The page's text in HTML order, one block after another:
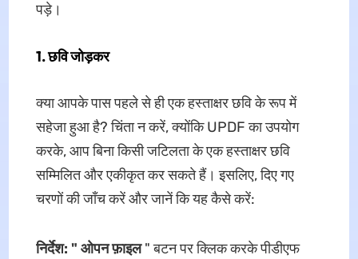
पड़े।
1. छवि जोड़कर
क्या आपके पास पहले से ही एक हस्ताक्षर छवि के रूप में
सहेजा हुआ है? चिंता न करें, क्योंकि UPDF का उपयोग
करके, आप बिना किसी जटिलता के एक हस्ताक्षर छवि
सम्मिलित और एकीकृत कर सकते हैं। इसलिए, दिए गए
चरणों की जाँच करें और जानें कि यह कैसे करें:
निर्देश: " ओपन फ़ाइल" बटन पर क्लिक करके पीडीएफ